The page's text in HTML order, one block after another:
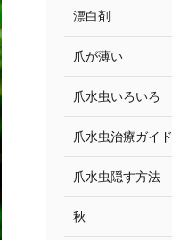
漂白剤
爪が薄い
爪水虫いろいろ
爪水虫治療ガイド
爪水虫隠す方法
秋